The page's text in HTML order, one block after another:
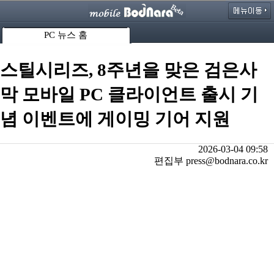
PC 뉴스 홈
스틸시리즈, 8주년을 맞은 검은사
막 모바일 PC 클라이언트 출시 기
념 이벤트에 게이밍 기어 지원
2026-03-04 09:58
편집부 press@bodnara.co.kr